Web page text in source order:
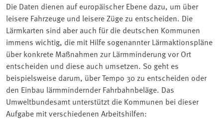
Die Daten dienen auf europäischer Ebene dazu, um über
leisere Fahrzeuge und leisere Züge zu entscheiden. Die
Lärmkarten sind aber auch für die deutschen Kommunen
immens wichtig, die mit Hilfe sogenannter Lärmaktionspläne
über konkrete Maßnahmen zur Lärmminderung vor Ort
entscheiden und diese auch umsetzen. So geht es
beispielsweise darum, über Tempo 30 zu entscheiden oder
den Einbau lärmmindernder Fahrbahnbeläge. Das
Umweltbundesamt unterstützt die Kommunen bei dieser
Aufgabe mit verschiedenen Arbeitshilfen: